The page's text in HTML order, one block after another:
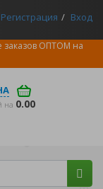
Регистрация Вход
заказов ОПТОМ на
на 0.00